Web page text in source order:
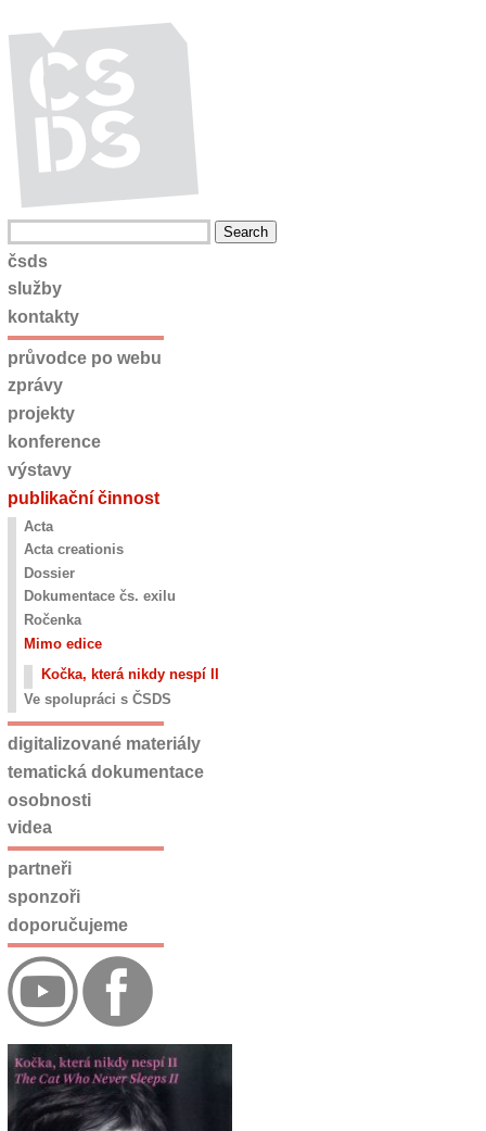
čsds
služby
kontakty
průvodce po webu
zprávy
projekty
konference
výstavy
publikační činnost
Acta
Acta creationis
Dossier
Dokumentace čs. exilu
Ročenka
Mimo edice
Kočka, která nikdy nespí II
Ve spolupráci s ČSDS
digitalizované materiály
tematická dokumentace
osobnosti
videa
partneři
sponzoři
doporučujeme